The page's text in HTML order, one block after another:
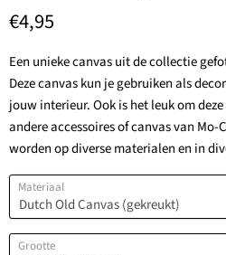
Huidige prijs
€4,95
Een unieke canvas uit de collectie
Deze canvas kun je gebruiken als
jouw interieur. Ook is het leuk om
andere accessoires of canvas van
worden op diverse materialen en in
Materiaal
Grootte